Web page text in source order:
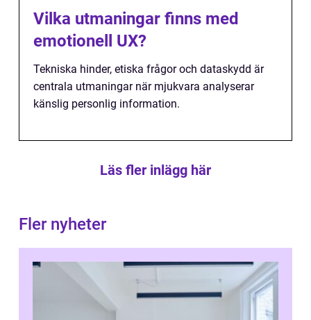
Vilka utmaningar finns med
emotionell UX?
Tekniska hinder, etiska frågor och dataskydd är
centrala utmaningar när mjukvara analyserar
känslig personlig information.
Läs fler inlägg här
Fler nyheter